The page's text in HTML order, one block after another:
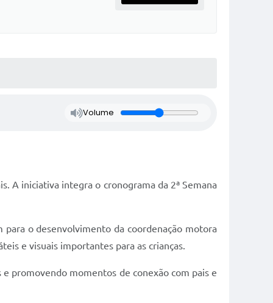
Volume
A iniciativa integra o cronograma da 2ª Semana
o desenvolvimento da coordenação motora
e visuais importantes para as crianças.
promovendo momentos de conexão com pais e